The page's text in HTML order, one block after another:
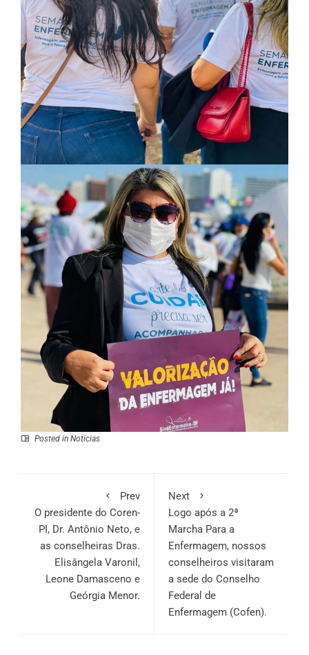
Posted in Noticias
Prev
O presidente do Coren-
PI, Dr. Antônio Neto, e
as conselheiras Dras.
Elisângela Varonil,
Leone Damasceno e
Geórgia Menor.
Next
Logo após a 2ª
Marcha Para a
Enfermagem, nossos
conselheiros visitaram
a sede do Conselho
Federal de
Enfermagem (Cofen).